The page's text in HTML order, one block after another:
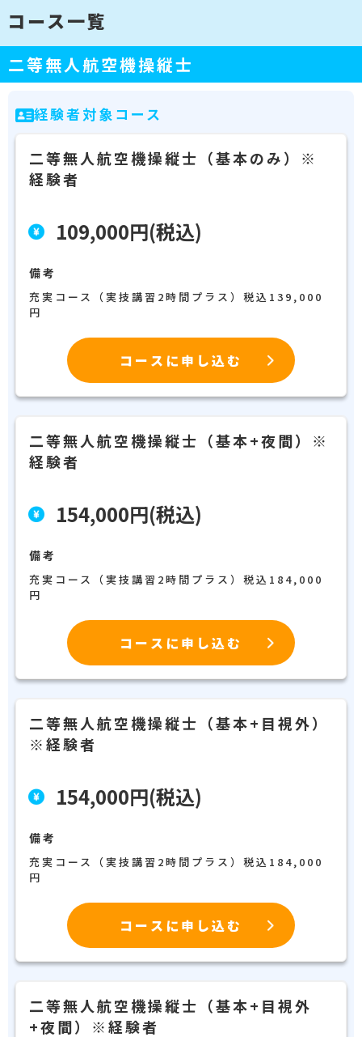
コース一覧
二等無人航空機操縦士
経験者対象コース
二等無人航空機操縦士（基本のみ）※
経験者
109,000円(税込)
備考
充実コース（実技講習2時間プラス）税込139,000
円
コースに申し込む
二等無人航空機操縦士（基本+夜間）※
経験者
154,000円(税込)
備考
充実コース（実技講習2時間プラス）税込184,000
円
コースに申し込む
二等無人航空機操縦士（基本+目視外）
※経験者
154,000円(税込)
備考
充実コース（実技講習2時間プラス）税込184,000
円
コースに申し込む
二等無人航空機操縦士（基本+目視外
+夜間）※経験者